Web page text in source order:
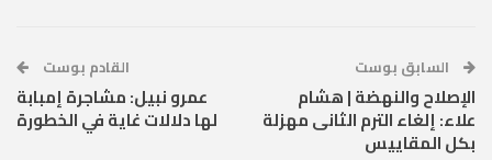
السابق بوست
الإصلاح والنهضة | هشام
علاء: إلغاء الترم الثانى مهزلة
بكل المقاييس
القادم بوست
عمرو نبيل: مشاجرة إمبابة
لها دلالات غاية في الخطورة